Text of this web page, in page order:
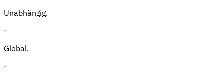
Unabhängig.
·
Global.
·